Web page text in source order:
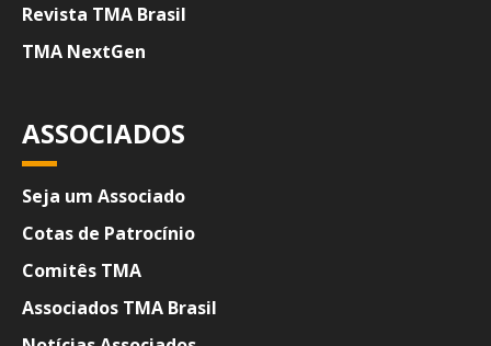
Revista TMA Brasil
TMA NextGen
ASSOCIADOS
Seja um Associado
Cotas de Patrocínio
Comitês TMA
Associados TMA Brasil